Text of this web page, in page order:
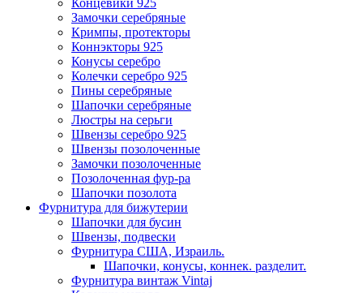
Замочки серебряные
Кримпы, протекторы
Коннэкторы 925
Конусы серебро
Колечки серебро 925
Пины серебряные
Шапочки серебряные
Люстры на серьги
Швензы серебро 925
Швензы позолоченные
Замочки позолоченные
Позолоченная фур-ра
Шапочки позолота
Фурнитура для бижутерии
Шапочки для бусин
Швензы, подвески
Фурнитура США, Израиль.
Шапочки, конусы, коннек. разделит.
Фурнитура винтаж Vintaj